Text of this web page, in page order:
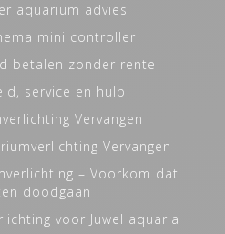
aquarium advies
mini controller
betalen zonder rente
service en hulp
Vervangen
Vervangen
– Voorkom dat
doodgaan
voor Juwel aquaria